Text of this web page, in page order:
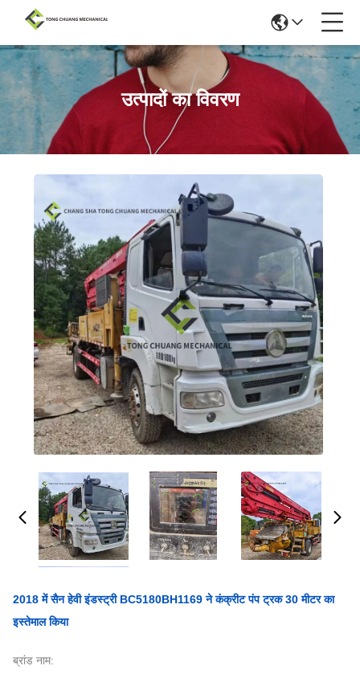
उत्पादों का विवरण
2018 में सैन हेवी इंडस्ट्री BC5180BH1169 ने कंक्रीट पंप ट्रक 30 मीटर का
इस्तेमाल किया
ब्रांड नाम: